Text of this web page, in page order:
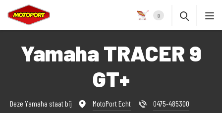
0
Yamaha TRACER 9
GT+
Deze Yamaha staat bij MotoPort Echt 0475-485300